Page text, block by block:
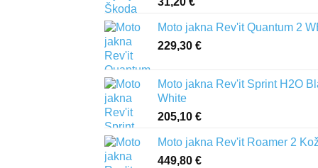
Moto jakna Rev'it Quantum 2
229,30 €
Moto jakna Rev'it Sprint H2O
White
205,10 €
Moto jakna Rev'it Roamer 2
449,80 €